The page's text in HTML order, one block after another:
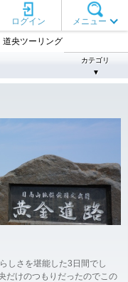
メニュー
ログイン
央ツーリング
カテゴリ
▼
しさを堪能した3日間でし
だけのつもりだったのでこの